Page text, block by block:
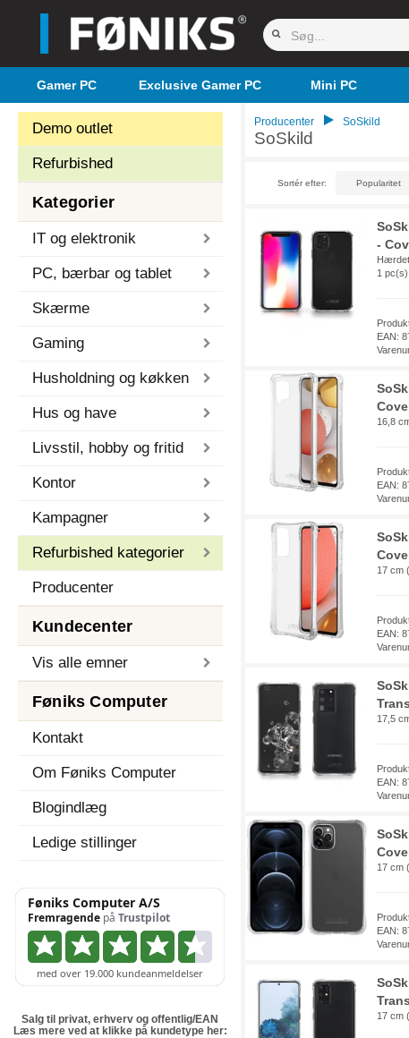
Gamer PC Exclusive Gamer PC Mini PC
Demo outlet
Refurbished
Kategorier
IT og elektronik
PC, bærbar og tablet
Skærme
Gaming
Husholdning og køkken
Hus og have
Livsstil, hobby og fritid
Kontor
Kampagner
Refurbished kategorier
Producenter
Kundecenter
Vis alle emner
Føniks Computer
Kontakt
Om Føniks Computer
Blogindlæg
Ledige stillinger
Salg til privat, erhverv og offentlig/EAN
Læs mere ved at klikke på kundetype her:
Producenter SoSkild
SoSkild
Sortér efter:
-
1 pc(s)
EAN:
16,8
EAN:
17 cm
EAN:
17,5
EAN:
17 cm
EAN:
17 cm